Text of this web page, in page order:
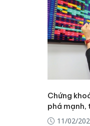
Chứng
phá
11/02/